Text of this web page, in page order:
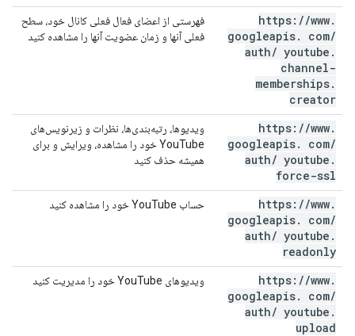
https: //www.
googleapis. com/
auth/ youtube .
channel-
memberships.
creator
فهرستی از اعضای فعال فعلی کانال خود، سطح
فعلی آنها و زمان عضویت آنها را مشاهده کنید
https: //www.
googleapis. com/
auth/ youtube .
force-ssl
ویدیوها، رتبه‌بندی‌ها، نظرات و زیرنویس‌های
YouTube خود را مشاهده، ویرایش و برای
همیشه حذف کنید
https: //www.
googleapis. com/
auth/ youtube .
readonly
حساب YouTube خود را مشاهده کنید
https: //www.
googleapis. com/
auth/ youtube .
upload
ویدیوهای YouTube خود را مدیریت کنید